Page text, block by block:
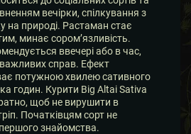
вечірки, спілкування з
на природі. Растаман стає
минає сором’язливість.
ввечері або в час,
справ. Ефект
потужною хвилею сативного
годин. Курити Big Altai Sativa
щоб не вирушити в
Початківцям сорт не
знайомства.